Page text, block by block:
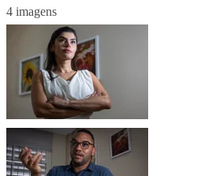
4 imagens